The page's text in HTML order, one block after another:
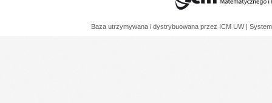
Baza utrzymywana i dystrybuowana przez ICM UW |